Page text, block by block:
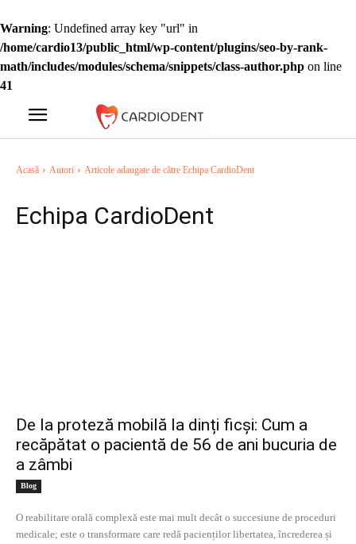
Warning: Undefined array key "url" in
/home/cardio13/public_html/wp-content/plugins/seo-by-rank-
math/includes/modules/schema/snippets/class-author.php on line
41
Acasă Autori Articole adaugate de către Echipa CardioDent
Echipa CardioDent
De la proteză mobilă la dinți ficși: Cum a
recăpătat o pacientă de 56 de ani bucuria de
a zâmbi
Blog
O reabilitare orală complexă este mai mult decât o succesiune de proceduri
medicale; este o transformare care redă pacienților libertatea, încrederea și